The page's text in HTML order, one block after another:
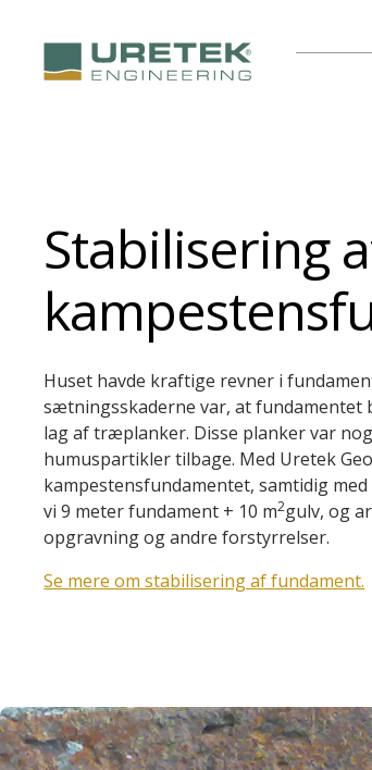
Stabilisering
Huset havde kraftige revner i
sætningsskaderne var, at fundamentet
lag af træplanker. Disse planker var
humuspartikler tilbage. Med Uretek
kampestensfundamentet, samtidig
vi 9 meter fundament + 10 m2gulv, og
opgravning og andre forstyrrelser.
Se mere om stabilisering af fundament.